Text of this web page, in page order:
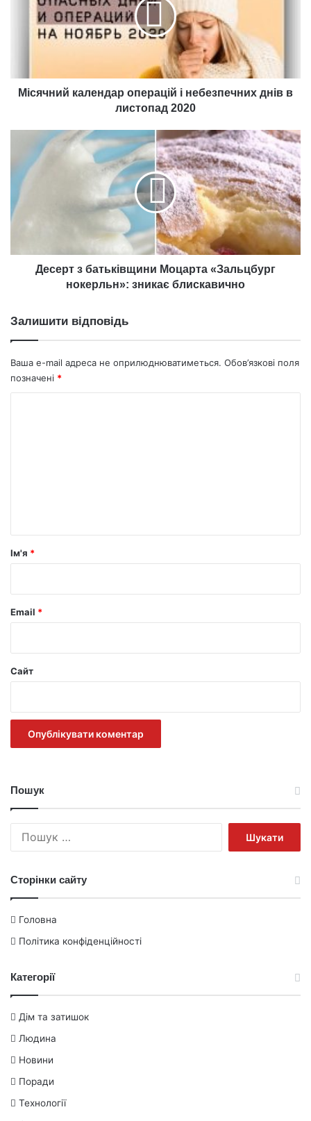
небезпечних
2020
Місячний календар операцій і небезпечних днів в
листопад 2020
батьківщини
Моцарта
нокерльн»:
зникає
Десерт з батьківщини Моцарта «Зальцбург
нокерльн»: зникає блискавично
Залишити відповідь
Ваша e-mail адреса не оприлюднюватиметься. Обов’язкові поля
позначені *
рІм'я *
Email *
Сайт
Пошук
Сторінки сайту
Головна
Політика конфіденційності
Категорії
Дім та затишок
Людина
Новини
Поради
Технології